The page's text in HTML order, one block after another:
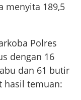
menyita 189,5
Polres
dengan 16
dan 61 butir
hasil temuan: